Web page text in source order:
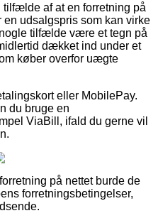
tilfælde af at en forretning på
udsalgspris som kan virke
tilfælde være et tegn på
dækket ind under et
køber overfor uægte
eller MobilePay.
du bruge en
ViaBill, ifald du gerne vil
på nettet burde de
forretningsbetingelser,